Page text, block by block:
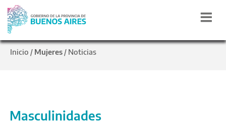
Inicio / Mujeres / Noticias
Masculinidades